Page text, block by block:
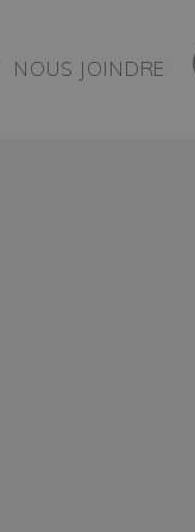
NOUS JOINDRE